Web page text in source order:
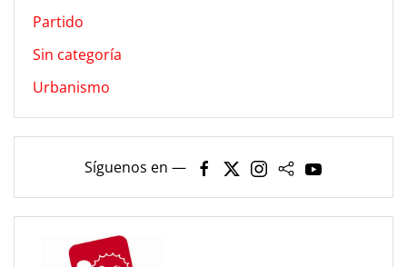
Partido
Sin categoría
Urbanismo
Síguenos en —